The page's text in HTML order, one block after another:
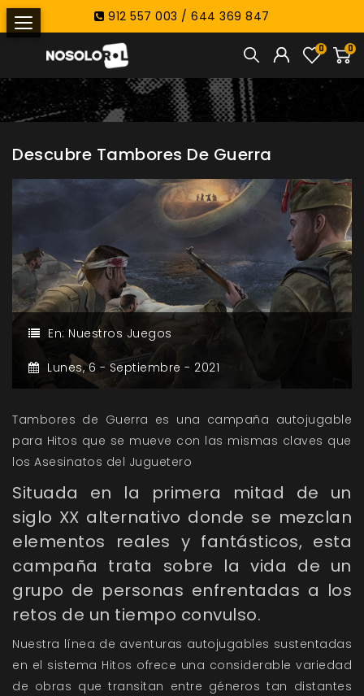
912 557 003 / 644 369 847
0
0
Descubre Tambores De Guerra
En: Nuestros Juegos
Lunes,6 -Septiembre - 2021
Tambores de Guerra es una campaña autojugable
para Hitos que se mueve con las mismas claves que
los Asesinatos del Juguetero
Situada en la primera mitad de un
siglo XX alternativo donde se mezclan
elementos reales y fantásticos, esta
campaña trata sobre la vida de un
grupo de personas enfrentadas a los
retos de un tiempo convulso.
Nuestra línea de aventuras autojugables sustentadas
en el sistema Hitos ofrece una considerable variedad
de obras que transitan entre géneros tan distantes